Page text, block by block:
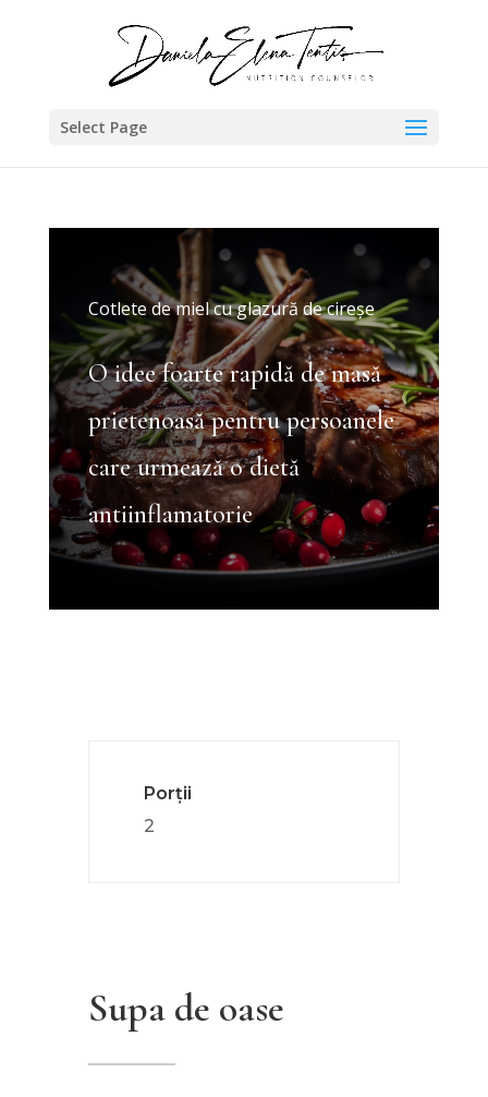
Select Page
Cotlete de miel cu glazură de cireșe
O idee foarte rapidă de masă
prietenoasă pentru persoanele
care urmează o dietă
antiinflamatorie
Porții
2
Supa de oase